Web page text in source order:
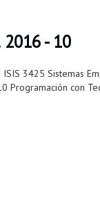
- 10
3425 Sistemas
Programación con